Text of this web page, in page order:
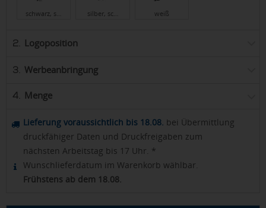
schwarz, s… silber, sc… weiß
2. Logoposition
3. Werbeanbringung
4. Menge
Lieferung voraussichtlich bis 18.08. bei Übermittlung
druckfähiger Daten und Druckfreigaben zum
nächsten Arbeitstag bis 17 Uhr. *
Wunschlieferdatum im Warenkorb wählbar.
Frühstens ab dem 18.08.